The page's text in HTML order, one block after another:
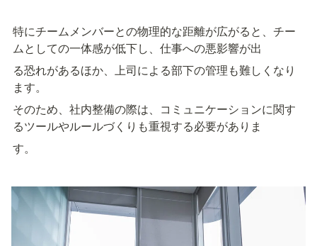
特にチームメンバーとの物理的な距離が広がると、チー
ムとしての一体感が低下し、仕事への悪影響が出
る恐れがあるほか、上司による部下の管理も難しくなり
ます。
そのため、社内整備の際は、コミュニケーションに関す
るツールやルールづくりも重視する必要がありま
す。